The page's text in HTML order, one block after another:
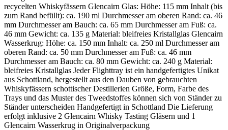
recycelten Whiskyfässern Glencairn Glas: Höhe: 115 mm Inhalt (bis
zum Rand befüllt): ca. 190 ml Durchmesser am oberen Rand: ca. 46
mm Durchmesser am Bauch: ca. 65 mm Durchmesser am Fuß: ca.
46 mm Gewicht: ca. 135 g Material: bleifreies Kristallglas Glencairn
Wasserkrug: Höhe: ca. 150 mm Inhalt: ca. 250 ml Durchmesser am
oberen Rand: ca. 50 mm Durchmesser am Fuß: ca. 46 mm
Durchmesser am Bauch: ca. 80 mm Gewicht: ca. 240 g Material:
bleifreies Kristallglas Jeder Flighttray ist ein handgefertigtes Unikat
aus Schottland, hergestellt aus den Dauben von gebrauchten
Whiskyfässern schottischer Destillerien Größe, Form, Farbe des
Trays und das Muster des Tweedstoffes können sich von Ständer zu
Ständer unterscheiden Handgefertigt in Schottland Die Lieferung
erfolgt inklusive 2 Glencairn Whisky Tasting Gläsern und 1
Glencairn Wasserkrug in Originalverpackung